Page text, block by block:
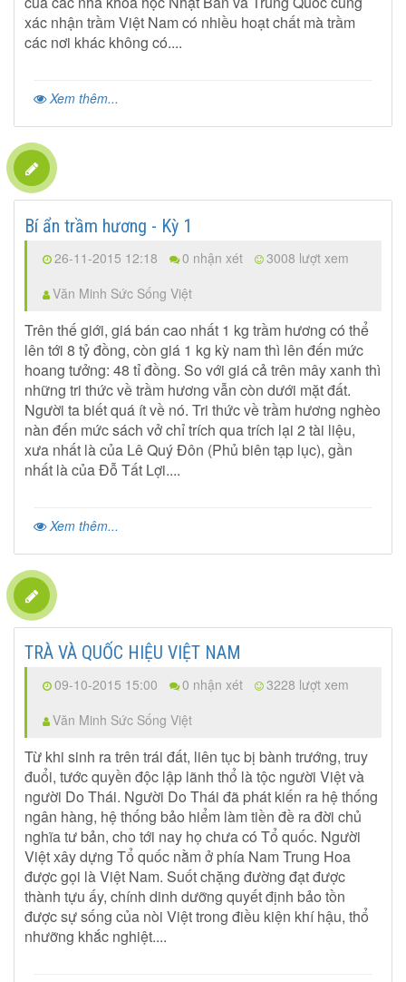
xác nhận trầm Việt Nam có nhiều hoạt chất mà trầm
các nơi khác không có....
Xem thêm...
Bí ẩn trầm hương - Kỳ 1
26-11-2015 12:18 0 nhận xét
3008 lượt xem
Văn Minh Sức Sống Việt
Trên thế giới, giá bán cao nhất 1 kg trầm hương có thể
lên tới 8 tỷ đồng, còn giá 1 kg kỳ nam thì lên đến mức
hoang tưởng: 48 tỉ đồng. So với giá cả trên mây xanh thì
những tri thức về trầm hương vẫn còn dưới mặt đất.
Người ta biết quá ít về nó. Tri thức về trầm hương nghèo
nàn đến mức sách vở chỉ trích qua trích lại 2 tài liệu,
xưa nhất là của Lê Quý Đôn (Phủ biên tạp lục), gần
nhất là của Đỗ Tất Lợi....
Xem thêm...
TRÀ VÀ QUỐC HIỆU VIỆT NAM
09-10-2015 15:00 0 nhận xét
3228 lượt xem
Văn Minh Sức Sống Việt
Từ khi sinh ra trên trái đất, liên tục bị bành trướng, truy
đuổi, tước quyền độc lập lãnh thổ là tộc người Việt và
người Do Thái. Người Do Thái đã phát kiến ra hệ thống
ngân hàng, hệ thống bảo hiểm làm tiền đề ra đời chủ
nghĩa tư bản, cho tới nay họ chưa có Tổ quốc. Người
Việt xây dựng Tổ quốc nằm ở phía Nam Trung Hoa
được gọi là Việt Nam. Suốt chặng đường đạt được
thành tựu ấy, chính dinh dưỡng quyết định bảo tồn
được sự sống của nòi Việt trong điều kiện khí hậu, thổ
nhưỡng khắc nghiệt....